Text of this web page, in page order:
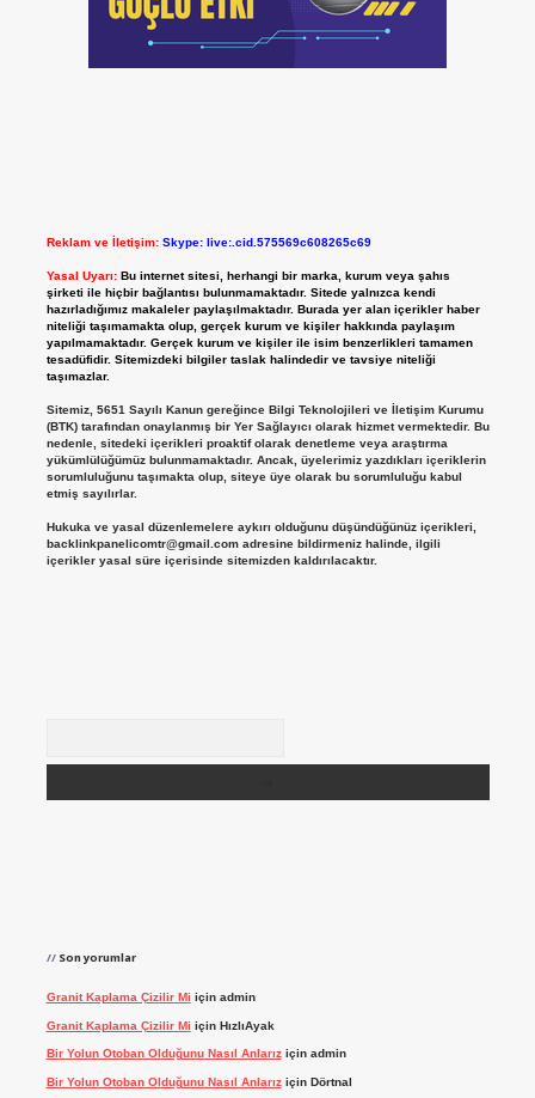
Reklam ve İletişim: Skype: live:.cid.575569c608265c69
Yasal Uyarı: Bu internet sitesi, herhangi bir marka, kurum veya şahıs
şirketi ile hiçbir bağlantısı bulunmamaktadır. Sitede yalnızca kendi
hazırladığımız makaleler paylaşılmaktadır. Burada yer alan içerikler haber
niteliği taşımamakta olup, gerçek kurum ve kişiler hakkında paylaşım
yapılmamaktadır. Gerçek kurum ve kişiler ile isim benzerlikleri tamamen
tesadüfidir. Sitemizdeki bilgiler taslak halindedir ve tavsiye niteliği
taşımazlar.
Sitemiz, 5651 Sayılı Kanun gereğince Bilgi Teknolojileri ve İletişim Kurumu
(BTK) tarafından onaylanmış bir Yer Sağlayıcı olarak hizmet vermektedir. Bu
nedenle, sitedeki içerikleri proaktif olarak denetleme veya araştırma
yükümlülüğümüz bulunmamaktadır. Ancak, üyelerimiz yazdıkları içeriklerin
sorumluluğunu taşımakta olup, siteye üye olarak bu sorumluluğu kabul
etmiş sayılırlar.
Hukuka ve yasal düzenlemelere aykırı olduğunu düşündüğünüz içerikleri,
backlinkpanelicomtr@gmail.comadresine bildirmeniz halinde, ilgili
içerikler yasal süre içerisinde sitemizden kaldırılacaktır.
Son yorumlar
Granit Kaplama Çizilir Mi için admin
Granit Kaplama Çizilir Mi için HızlıAyak
Bir Yolun Otoban Olduğunu Nasıl Anlarıziçin admin
Bir Yolun Otoban Olduğunu Nasıl Anlarıziçin Dörtnal